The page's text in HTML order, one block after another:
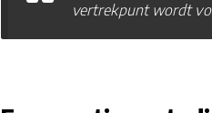
vertrekpunt wordt